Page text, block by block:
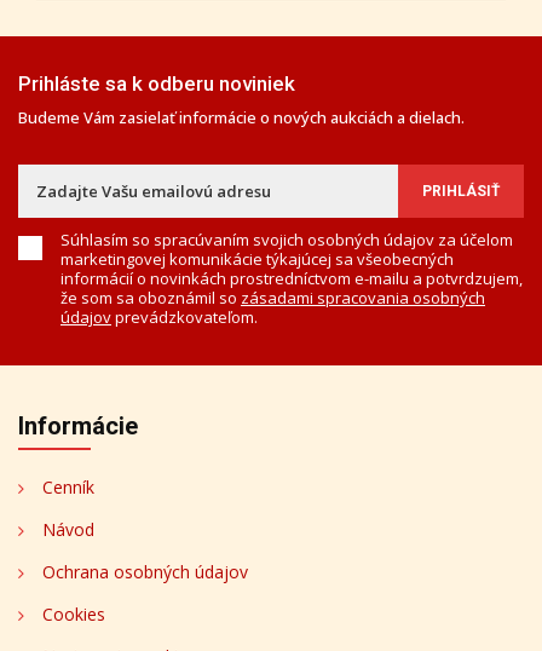
Prihláste sa k odberu noviniek
Budeme Vám zasielať informácie o nových aukciách a dielach.
Súhlasím so spracúvaním svojich osobných údajov za účelom
marketingovej komunikácie týkajúcej sa všeobecných
informácií o novinkách prostredníctvom e-mailu a potvrdzujem,
že som sa oboznámil so zásadami spracovania osobných
údajovprevádzkovateľom.
Informácie
Cenník
Návod
Ochrana osobných údajov
Cookies